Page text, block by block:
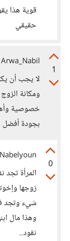
قوية هذا
حقيقي
1
Arwa_Nabil
لا يجب أن
ومكانة
خصوصية
بجودة أفضل
0
المرأة تجد
زوجها
شيء وتجد
وهذا مال
نقود..